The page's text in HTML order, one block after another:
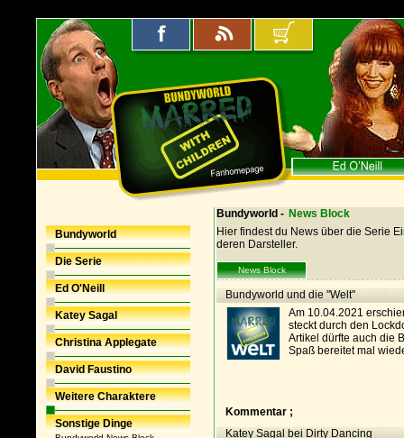
Bundyworld
Die Serie
Ed O'Neill
Katey Sagal
Christina Applegate
David Faustino
Weitere Charaktere
Sonstige Dinge
Bundyworld - News Block
Hier findest du News über die Serie
deren Darsteller.
News Block
Bundyworld und die "Welt"
Am 10.04.2021
steckt durch den
Artikel dürfte auch die
Spaß bereitet mal
Kommentar ;
Katey Sagal bei Dirty Dancing